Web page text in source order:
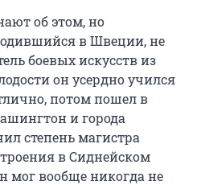
об этом, но
в Швеции, не
боевых искусств из
он усердно учился
потом пошел в
и города
степень магистра
в Сиднейском
мог вообще никогда не